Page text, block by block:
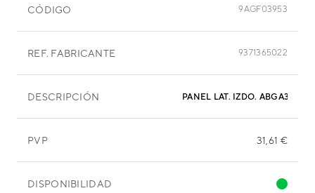
CÓDIGO 9AGF03953
REF. FABRICANTE 9371365022
DESCRIPCIÓN PANEL LAT. IZDO.
PVP 31,61 €
DISPONIBILIDAD